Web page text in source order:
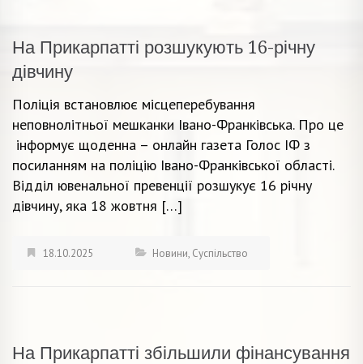
На Прикарпатті розшукують 16-річну
дівчину
Поліція встановлює місцеперебування
неповнолітньої мешканки Івано-Франківська. Про це
інформує щоденна – онлайн газета Голос ІФ з
посиланням на поліцію Івано-Франківської області.
Відділ ювенальної превенції розшукує 16 річну
дівчину, яка 18 жовтня […]
18.10.2025 Новини, Суспільство
На Прикарпатті збільшили фінансування